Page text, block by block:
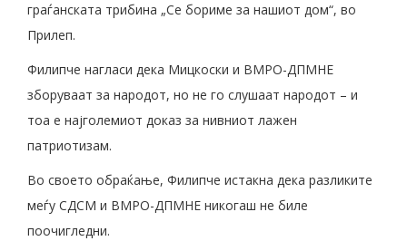
граѓанската трибина „Се бориме за нашиот дом“, во
Прилеп.
Филипче нагласи дека Мицкоски и ВМРО-ДПМНЕ
зборуваат за народот, но не го слушаат народот – и
тоа е најголемиот доказ за нивниот лажен
патриотизам.
Во своето обраќање, Филипче истакна дека разликите
меѓу СДСМ и ВМРО-ДПМНЕ никогаш не биле
поочигледни.